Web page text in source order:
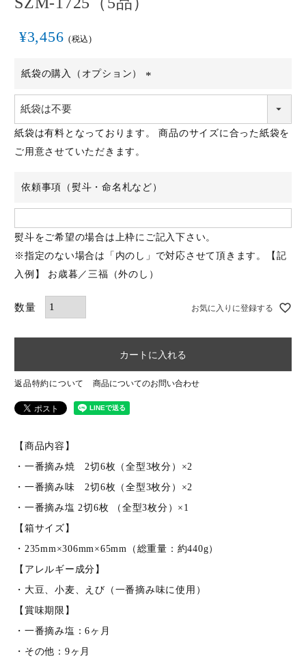
キーワード（商品名）
商品番号
価格（税別）
〜
¥3,456 税込
紙袋の購入（オプション）
(必
紙袋は有料となっております。 商品のサイズに合った紙袋を
ご用意させていただきます。
依頼事項（熨斗・命名札など）
熨斗をご希望の場合は上枠にご記入下さい。
※指定のない場合は「内のし」で対応させて頂きます。【記
入例】 お歳暮／三福（外のし）
お気に入りに登録する
カートに入れる
返品特約について 商品についてのお問い合わせ
【商品内容】
・一番摘み焼 2切6枚（全型3枚分）×2
・一番摘み味 2切6枚（全型3枚分）×2
・一番摘み塩 2切6枚 （全型3枚分）×1
【箱サイズ】
・235mm×306mm×65mm（総重量：約440g）
【アレルギー成分】
・大豆、小麦、えび（一番摘み味に使用）
【賞味期限】
・一番摘み塩：6ヶ月
・その他：9ヶ月